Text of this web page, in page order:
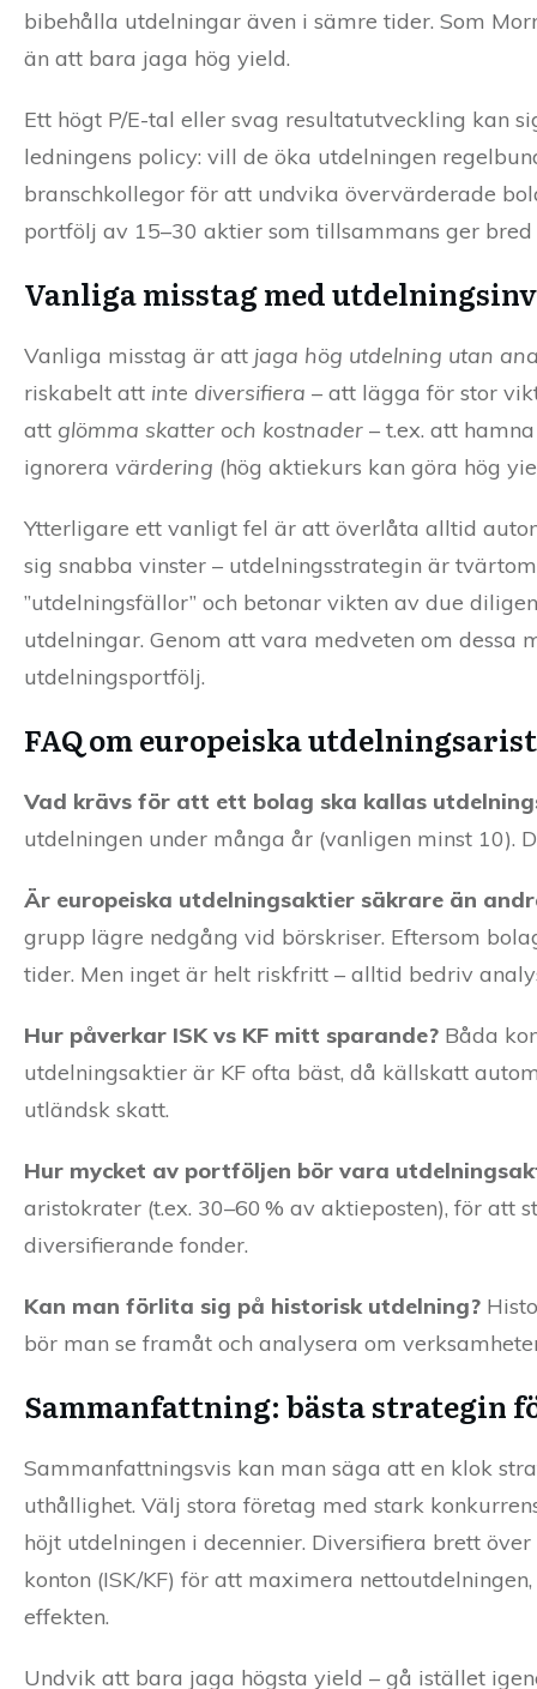
bibehålla utdelningar även i sämre tider. Som
än att bara jaga hög yield.
Ett högt P/E-tal eller svag resultatutveckling kan
ledningens policy: vill de öka utdelningen
branschkollegor för att undvika övervärderade
portfölj av 15–30 aktier som tillsammans ger
Vanliga misstag med
Vanliga misstag är att jaga hög utdelning utan
riskabelt att inte diversifiera – att lägga för stor
att glömma skatter och kostnader – t.ex. att
ignorera värdering (hög aktiekurs kan göra hög
Ytterligare ett vanligt fel är att överlåta alltid
sig snabba vinster – utdelningsstrategin är
”utdelningsfällor” och betonar vikten av due
utdelningar. Genom att vara medveten om dessa
utdelningsportfölj.
FAQ om europeiska
Vad krävs för att ett bolag ska kallas
utdelningen under många år (vanligen minst 10).
Är europeiska utdelningsaktier säkrare än
grupp lägre nedgång vid börskriser. Eftersom
tider. Men inget är helt riskfritt – alltid bedriv
Hur påverkar ISK vs KF mitt sparande? Båda
utdelningsaktier är KF ofta bäst, då källskatt
utländsk skatt.
Hur mycket av portföljen bör vara
aristokrater (t.ex. 30–60 % av aktieposten), för
diversifierande fonder.
Kan man förlita sig på historisk utdelning?
bör man se framåt och analysera om
Sammanfattning: bästa strategin
Sammanfattningsvis kan man säga att en klok
uthållighet. Välj stora företag med stark
höjt utdelningen i decennier. Diversifiera brett
konton (ISK/KF) för att maximera
effekten.
Undvik att bara jaga högsta yield – gå istället